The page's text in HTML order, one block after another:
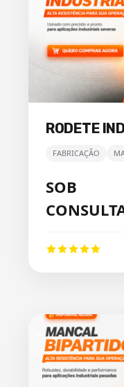
RODETE
FABRICAÇÃO
SOB